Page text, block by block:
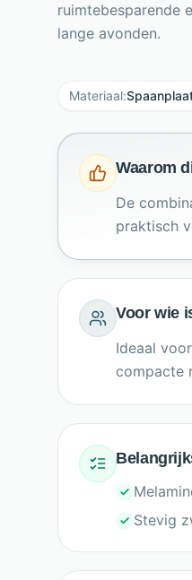
ruimtebesparende
lange avonden.
Materiaal:
Waarom
De
praktisch
Voor wie
Ideaal
compacte
Stevig